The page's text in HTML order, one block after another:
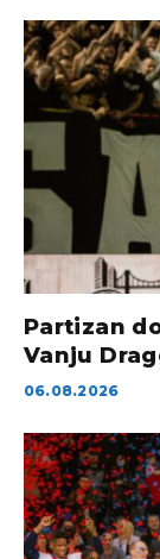
Partizan
Vanju
06.08.2026